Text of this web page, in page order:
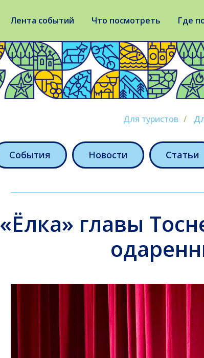
Лента событий Что посмотреть Где
Для туристов /
События Новости Статьи
«Ёлка» главы